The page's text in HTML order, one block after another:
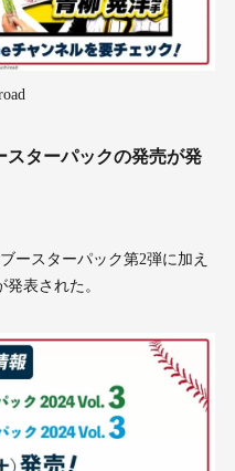
ターパックの発売が発
ースターパック第2弾に加え
表された。